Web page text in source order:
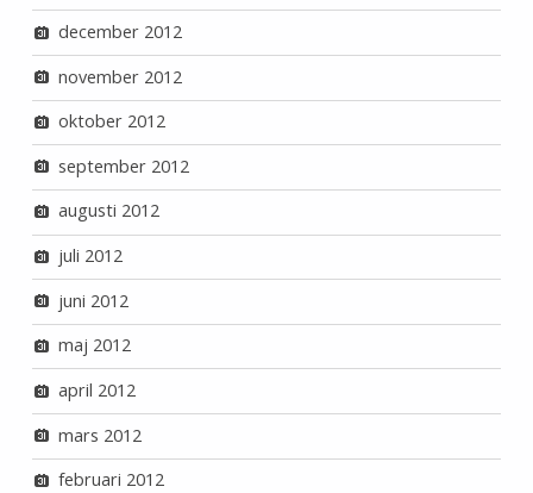
december 2012
november 2012
oktober 2012
september 2012
augusti 2012
juli 2012
juni 2012
maj 2012
april 2012
mars 2012
februari 2012